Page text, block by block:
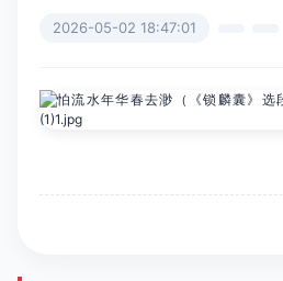
2026-05-02 18:47:01